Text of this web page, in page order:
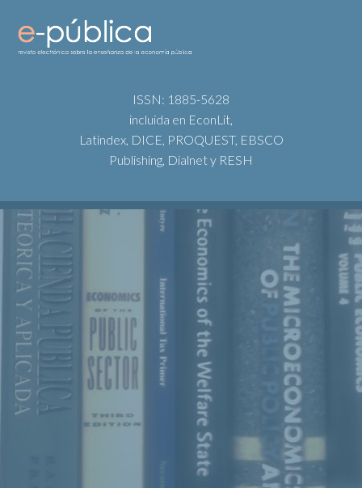
ISSN: 1885-5628
incluida en EconLit,
Latindex, DICE, PROQUEST, EBSCO
Publishing, Dialnet y RESH